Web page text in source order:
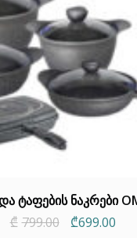
ტაფების ნაკრები
₾ 799.00
Original
₾699.00